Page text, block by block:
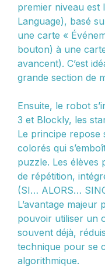
premier niveau est
Language), basé
une carte «
bouton) à une
avancent). C’est
grande section de
Ensuite, le robot
3 et Blockly, les
Le principe repose
colorés qui
puzzle. Les élèves
de répétition,
(SI… ALORS…
L’avantage majeur
pouvoir utiliser un
souvent déjà,
technique pour se
algorithmique.